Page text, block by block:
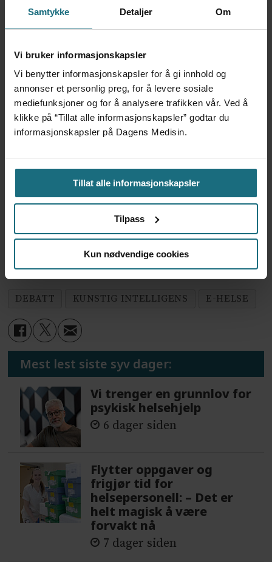
Samtykke Detaljer Om
Vi bruker informasjonskapsler
Vi benytter informasjonskapsler for å gi innhold og
annonser et personlig preg, for å levere sosiale
mediefunksjoner og for å analysere trafikken vår. Ved å
klikke på “Tillat alle informasjonskapsler” godtar du
informasjonskapsler på Dagens Medisin.
Tillat alle informasjonskapsler
Tilpass
Kun nødvendige cookies
Norge gir oss en mulighet til å nedskalere noe
av denne ulikheten, kan man styrke
befolkningen med økt helsekompetanse og en
mindre paternalistisk helsemyndiggjøring.
Vi har nok av utfordringer som venter oss i
helsevesenet i tiden fremover. Ved å
kunstig intelligens og lokal kompetanse kan
vi skape en ny, smartere og mer robust
primærhelsetjeneste – for hele befolkningen
– uansett hvor du bor i vårt langstrakte og
DEBATT KUNSTIG INTELLIGENS E-HELSE
Mest lest siste syv dager:
Vi trenger en grunnlov for
psykisk helsehjelp
6 dager siden
Flytter oppgaver og
frigjør tid for
helsepersonell: – Det er
helt magisk å være
forvakt nå
7 dager siden